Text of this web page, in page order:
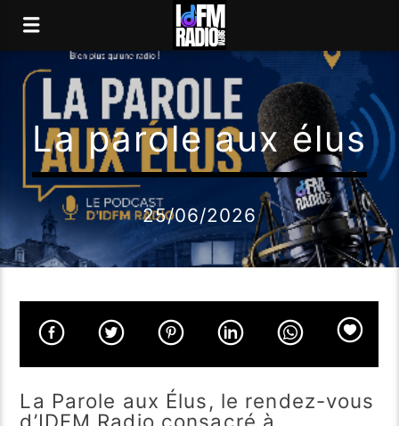
La parole aux élus
25/06/2026
La Parole aux Élus, le rendez-vous
d’IDFM Radio consacré à